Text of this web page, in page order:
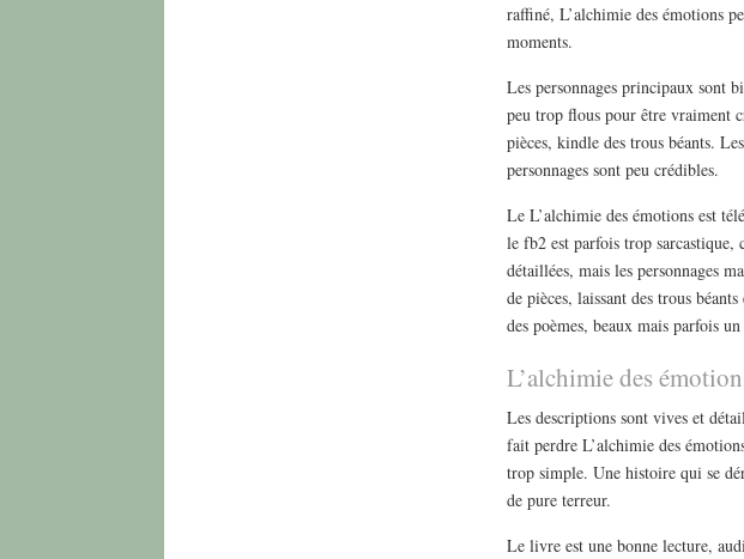
raffiné, L’alchimie des émotions
moments.
Les personnages principaux sont
peu trop flous pour être vraiment
pièces, kindle des trous béants.
personnages sont peu crédibles.
Le L’alchimie des émotions est
le fb2 est parfois trop sarcastique,
détaillées, mais les personnages
de pièces, laissant des trous
des poèmes, beaux mais parfois
L’alchimie des
Les descriptions sont vives et
fait perdre L’alchimie des
trop simple. Une histoire qui se
de pure terreur.
Le livre est une bonne lecture,